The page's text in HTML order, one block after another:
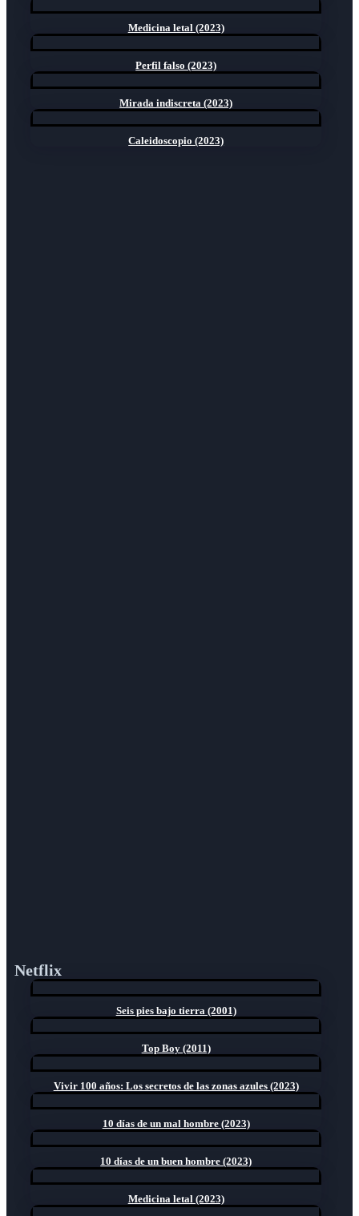
Medicina letal (2023)
Perfil falso (2023)
Mirada indiscreta (2023)
Caleidoscopio (2023)
Netflix
Seis pies bajo tierra (2001)
Top Boy (2011)
Vivir 100 años: Los secretos de las zonas azules (2023)
10 días de un mal hombre (2023)
10 días de un buen hombre (2023)
Medicina letal (2023)